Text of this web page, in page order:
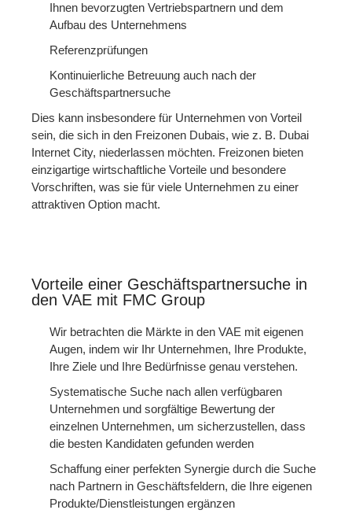
Ihnen bevorzugten Vertriebspartnern und dem
Aufbau des Unternehmens
Referenzprüfungen
Kontinuierliche Betreuung auch nach der
Geschäftspartnersuche
Dies kann insbesondere für Unternehmen von Vorteil
sein, die sich in den Freizonen Dubais, wie z. B. Dubai
Internet City, niederlassen möchten. Freizonen bieten
einzigartige wirtschaftliche Vorteile und besondere
Vorschriften, was sie für viele Unternehmen zu einer
attraktiven Option macht.
Vorteile einer Geschäftspartnersuche in
den VAE mit FMC Group
Wir betrachten die Märkte in den VAE mit eigenen
Augen, indem wir Ihr Unternehmen, Ihre Produkte,
Ihre Ziele und Ihre Bedürfnisse genau verstehen.
Systematische Suche nach allen verfügbaren
Unternehmen und sorgfältige Bewertung der
einzelnen Unternehmen, um sicherzustellen, dass
die besten Kandidaten gefunden werden
Schaffung einer perfekten Synergie durch die Suche
nach Partnern in Geschäftsfeldern, die Ihre eigenen
Produkte/Dienstleistungen ergänzen